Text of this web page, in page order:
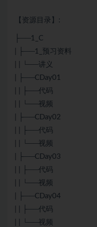
【资源目录】:
├──1_C
| ├──1_预习资料
| | └──讲义
| ├──CDay01
| | ├──代码
| | └──视频
| ├──CDay02
| | ├──代码
| | └──视频
| ├──CDay03
| | ├──代码
| | └──视频
| ├──CDay04
| | ├──代码
| | └──视频